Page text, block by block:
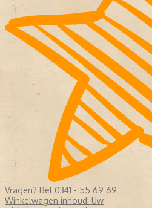
Vragen? Bel 0341 - 55 69 69
Winkelwagen inhoud: Uw